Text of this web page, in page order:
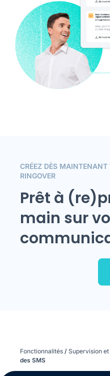
CRÉEZ DÈS MAINTENANT
RINGOVER
Prêt à
main sur
Fonctionnalités / Supervision et
des SMS